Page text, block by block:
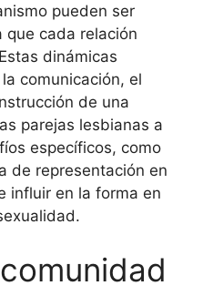
pueden ser
que cada relación
dinámicas
comunicación, el
de una
parejas lesbianas a
específicos, como
de representación en
influir en la forma en